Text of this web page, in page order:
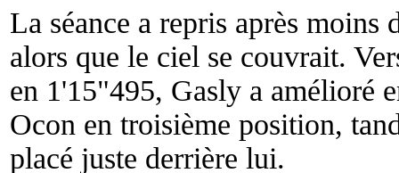
La séance a repris après
alors que le ciel se couvrait.
en 1'15"495, Gasly a amélioré
Ocon en troisième position,
placé juste derrière lui.